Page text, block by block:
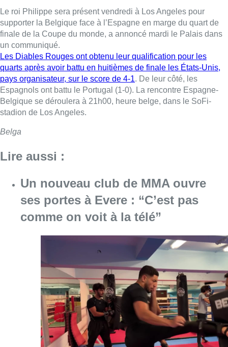
Le roi Philippe sera présent vendredi à Los Angeles pour
supporter la Belgique face à l’Espagne en marge du quart de
finale de la Coupe du monde, a annoncé mardi le Palais dans
un communiqué.
Les Diables Rouges ont obtenu leur qualification pour les
quarts après avoir battu en huitièmes de finale les États-Unis,
pays organisateur, sur le score de 4-1. De leur côté, les
Espagnols ont battu le Portugal (1-0). La rencontre Espagne-
Belgique se déroulera à 21h00, heure belge, dans le SoFi-
stadion de Los Angeles.
Belga
Lire aussi :
Un nouveau club de MMA ouvre
ses portes à Evere : “C’est pas
comme on voit à la télé”